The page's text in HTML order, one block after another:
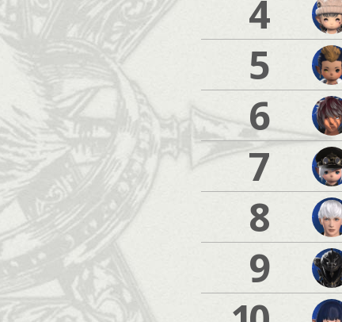
4
5
6
7
8
9